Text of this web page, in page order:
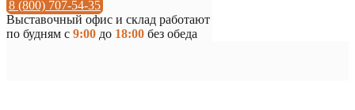
8 (800) 707-54-35
Выставочный офис и склад работают
по будням с 9:00 до 18:00 без обеда